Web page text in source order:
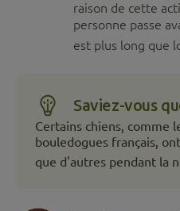
raison de cette
personne passe
est plus long que
Saviez-vous
Certains chiens, comme
bouledogues français,
que d'autres pendant la